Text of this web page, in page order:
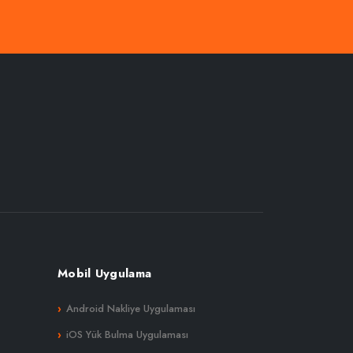
Mobil Uygulama
Android Nakliye Uygulaması
iOS Yük Bulma Uygulaması